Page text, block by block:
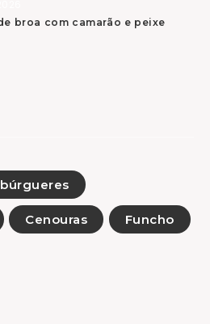
broa com camarão e peixe
Cenouras Funcho